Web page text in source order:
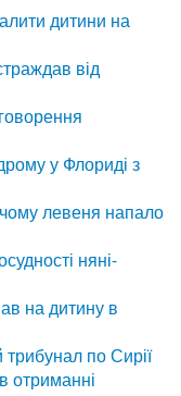
дитини на
від
у Флориді з
левеня напало
няні-
на дитину в
по Сирії
отриманні